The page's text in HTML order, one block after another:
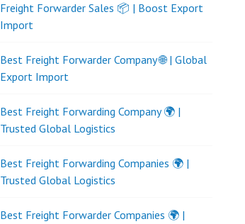
Freight Forwarder Sales 📦 | Boost Export
Import
Best Freight Forwarder Company 🌐 | Global
Export Import
Best Freight Forwarding Company 🌍 |
Trusted Global Logistics
Best Freight Forwarding Companies 🌍 |
Trusted Global Logistics
Best Freight Forwarder Companies 🌍 |